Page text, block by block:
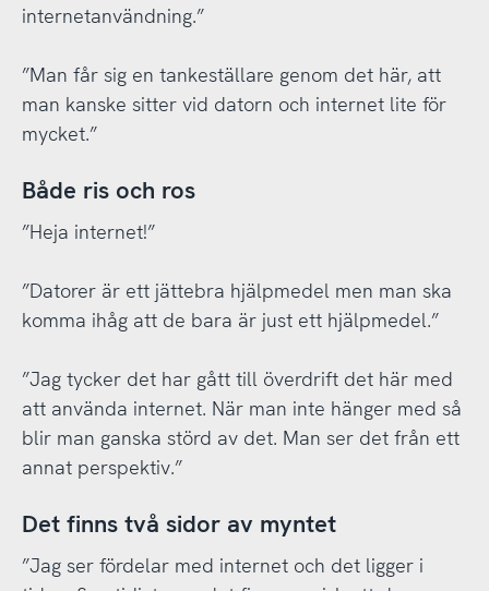
internetanvändning.”
”Man får sig en tankeställare genom det här, att
man kanske sitter vid datorn och internet lite för
mycket.”
Både ris och ros
”Heja internet!”
”Datorer är ett jättebra hjälpmedel men man ska
komma ihåg att de bara är just ett hjälpmedel.”
”Jag tycker det har gått till överdrift det här med
att använda internet. När man inte hänger med så
blir man ganska störd av det. Man ser det från ett
annat perspektiv.”
Det finns två sidor av myntet
”Jag ser fördelar med internet och det ligger i